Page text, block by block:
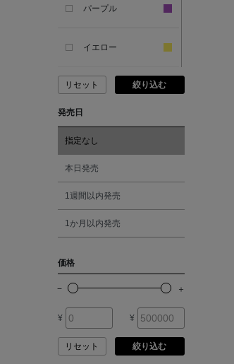
SANDAL
ANDERSONS
ANTIPAST
ANYA HINDMARCH
ARCS LONDON
ARIANNA
ASAUCE MELER
ATELIER AMBOISE
パープル
イエロー
ピンク
レッド
オレンジ
シルバー
リセット 絞り込む
発売日
指定なし
本日発売
1週間以内発売
1か月以内発売
価格
¥ ¥
リセット 絞り込む